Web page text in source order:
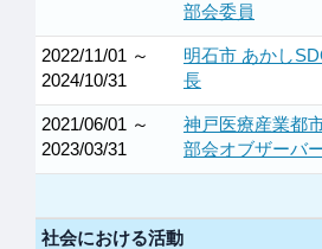
部会委員
2022/11/01 ～
2024/10/31
明石市 あかし
長
2021/06/01 ～
2023/03/31
神戸医療産業都
部会オブザーバ
社会における活動